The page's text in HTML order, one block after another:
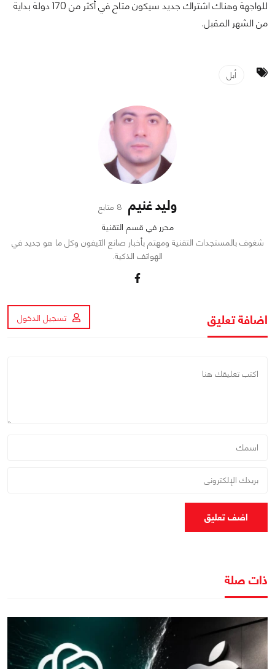
للواجهة وهناك اشتراك جديد سيكون متاح في أكثر من 170 دولة بداية
من الشهر المقبل.
أبل
وليد غنيم 8 متابع
محرر في قسم التقنية
شغوف بالمستجدات التقنية ومهتم بأخبار صانع الآيفون وكل ما هو جديد في
الهواتف الذكية.
اضافة تعليق تسجيل الدخول
اضف تعليق
ذات صلة